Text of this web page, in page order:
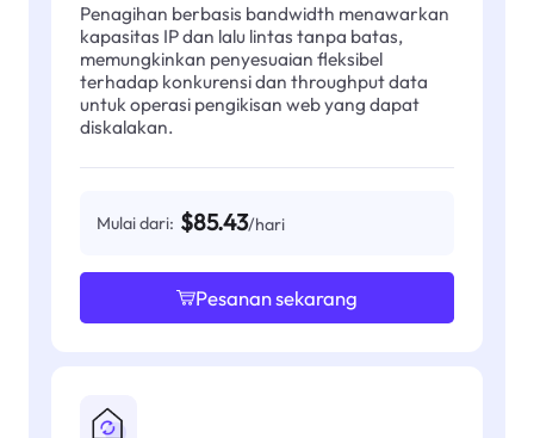
Penagihan berbasis bandwidth menawarkan
kapasitas IP dan lalu lintas tanpa batas,
memungkinkan penyesuaian fleksibel
terhadap konkurensi dan throughput data
untuk operasi pengikisan web yang dapat
diskalakan.
Mulai dari: $85.43/hari
Pesanan sekarang